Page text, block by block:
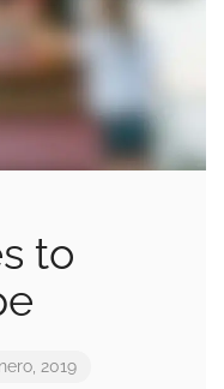
to
2019